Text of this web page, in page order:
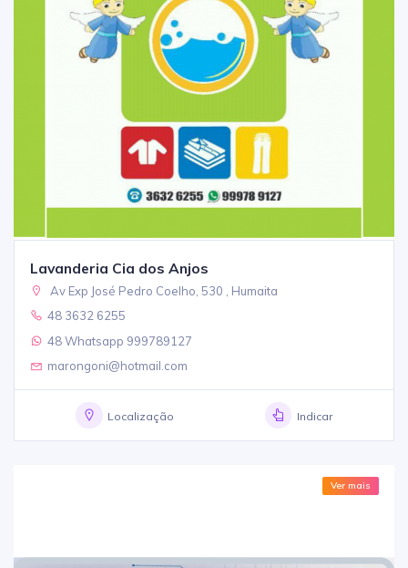
Lavanderia Cia dos Anjos
Av Exp José Pedro Coelho, 530 , Humaita
48 3632 6255
48 Whatsapp 999789127
marongoni@hotmail.com
Localização Indicar
Ver mais